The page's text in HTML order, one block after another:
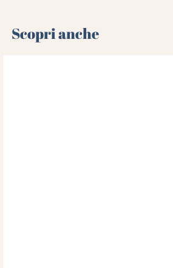
Scopri anche 🌻